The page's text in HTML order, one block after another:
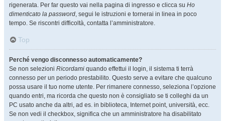
rigenerata. Per far questo vai nella pagina di ingresso e clicca su Ho
dimenticato la password, segui le istruzioni e tornerai in linea in poco
tempo. Se riscontri difficoltà, contatta l’amministratore.
Top
Perché vengo disconnesso automaticamente?
Se non selezioni Ricordami quando effettui il login, il sistema ti terrà
connesso per un periodo prestabilito. Questo serve a evitare che qualcuno
possa usare il tuo nome utente. Per rimanere connesso, seleziona l’opzione
quando entri, ma ricorda che questo non è consigliato se ti colleghi da un
PC usato anche da altri, ad es. in biblioteca, Internet point, università, ecc.
Se non vedi il checkbox, significa che un amministratore ha disabilitato